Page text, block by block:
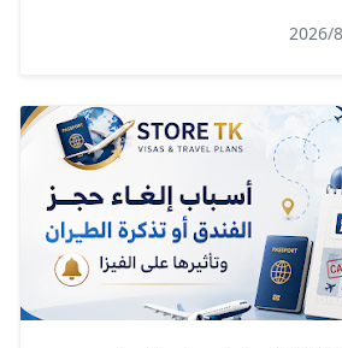
2026/